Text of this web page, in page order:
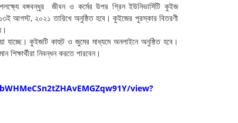
বঙ্গবন্ধুর জীবন ও কর্মের উপর গ্রিন ইউনিভার্সিটি কুইজ
১৩ই আগস্ট, ২০২১ তারিখে অনুষ্ঠিত হবে। কুইজের পুরস্কার বিতরণী
যাচ্ছে। কুইজটি কাহুট ও জুমের মাধ্যমে অনলাইনে অনুষ্ঠিত হবে।
নিবন্ধন করতে পারবেন।
91Y/view?